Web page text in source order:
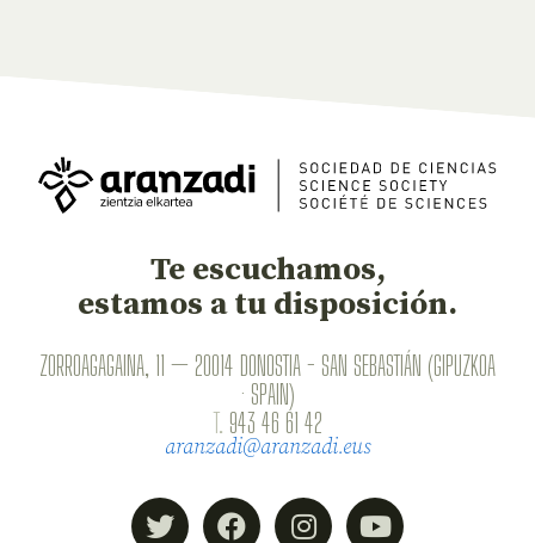
Te escuchamos,
estamos a tu disposición.
ZORROAGAGAINA, 11 — 20014 DONOSTIA - SAN SEBASTIÁN (GIPUZKOA
· SPAIN)
T. 943 46 61 42
aranzadi@aranzadi.eus